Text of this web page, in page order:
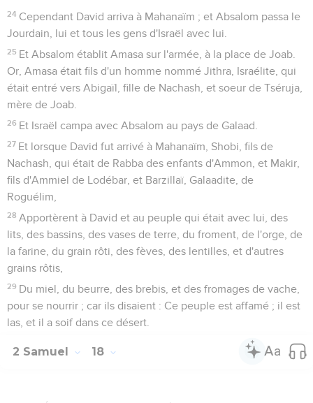
24 Cependant David arriva à Mahanaïm ; et Absalom passa le
Jourdain, lui et tous les gens d'Israël avec lui.
25 Et Absalom établit Amasa sur l'armée, à la place de Joab.
Or, Amasa était fils d'un homme nommé Jithra, Israélite, qui
était entré vers Abigaïl, fille de Nachash, et soeur de Tséruja,
mère de Joab.
26 Et Israël campa avec Absalom au pays de Galaad.
27 Et lorsque David fut arrivé à Mahanaïm, Shobi, fils de
Nachash, qui était de Rabba des enfants d'Ammon, et Makir,
fils d'Ammiel de Lodébar, et Barzillaï, Galaadite, de
Roguélim,
28 Apportèrent à David et au peuple qui était avec lui, des
lits, des bassins, des vases de terre, du froment, de l'orge, de
la farine, du grain rôti, des fèves, des lentilles, et d'autres
grains rôtis,
29 Du miel, du beurre, des brebis, et des fromages de vache,
pour se nourrir ; car ils disaient : Ce peuple est affamé ; il est
las, et il a soif dans ce désert.
2 Samuel 18